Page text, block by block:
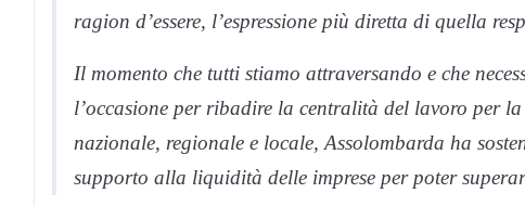
ragion d’essere, l’espressione più diretta di quella
Il momento che tutti stiamo attraversando e che
l’occasione per ribadire la centralità del lavoro per
nazionale, regionale e locale, Assolombarda ha
supporto alla liquidità delle imprese per poter